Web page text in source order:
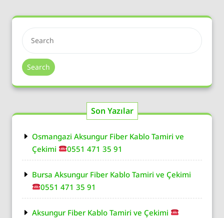
Search
Son Yazılar
Osmangazi Aksungur Fiber Kablo Tamiri ve
Çekimi
0551 471 35 91
Bursa Aksungur Fiber Kablo Tamiri ve Çekimi
0551 471 35 91
Aksungur Fiber Kablo Tamiri ve Çekimi